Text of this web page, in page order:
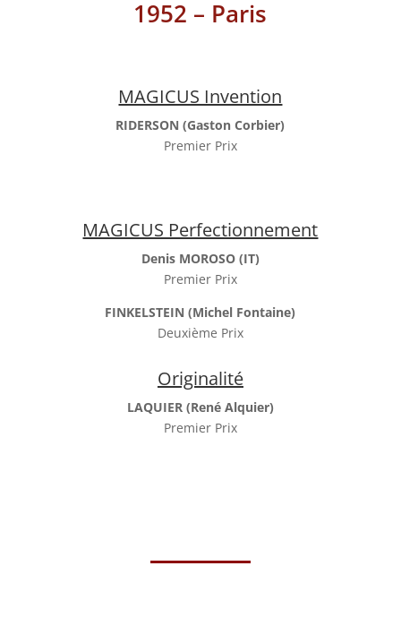
1952 – Paris
MAGICUS Invention
RIDERSON (Gaston Corbier)
Premier Prix
MAGICUS Perfectionnement
Denis MOROSO (IT)
Premier Prix
FINKELSTEIN (Michel Fontaine)
Deuxième Prix
Originalité
LAQUIER (René Alquier)
Premier Prix